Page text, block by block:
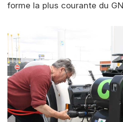
forme la plus courante du